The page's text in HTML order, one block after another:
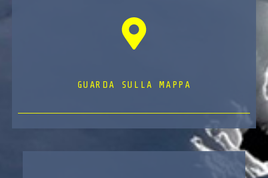
GUARDA SULLA MAPPA